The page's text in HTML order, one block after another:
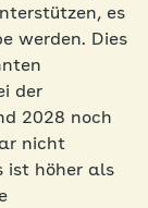
es
werden. Dies
der
2028 noch
nicht
ist höher als